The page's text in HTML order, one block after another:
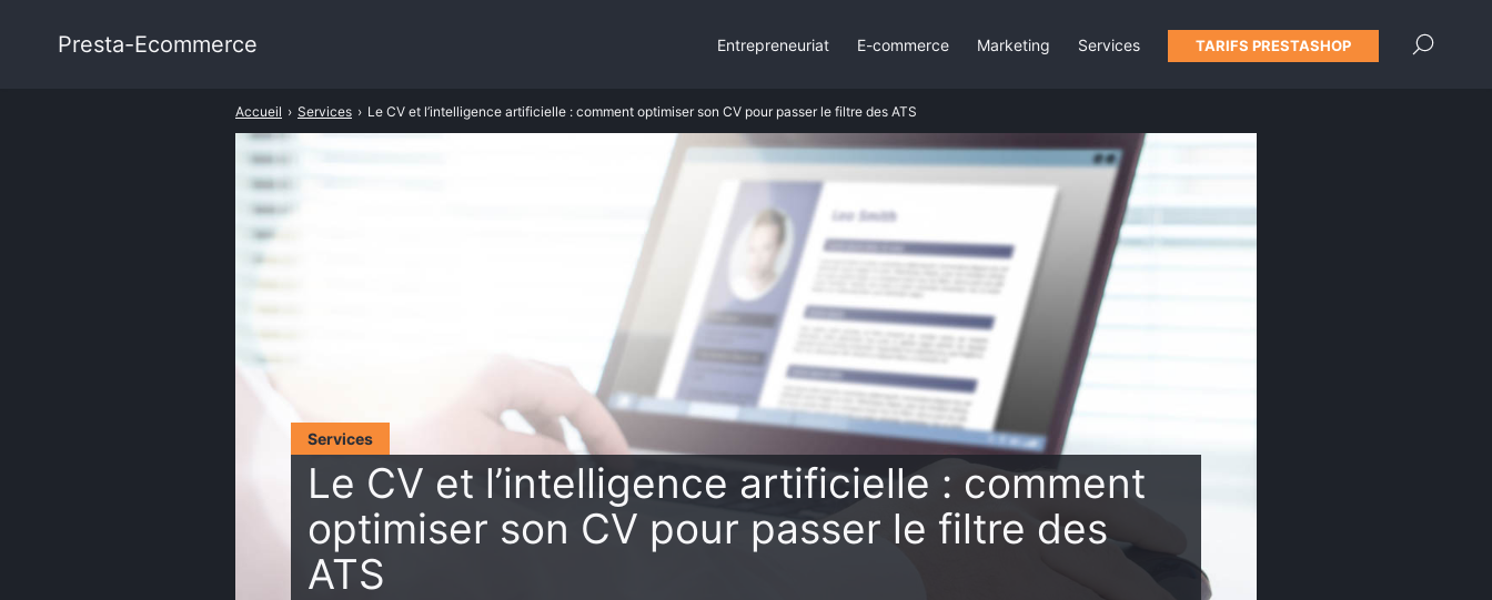
Services
Le CV et l’intelligence artificielle : comment
optimiser son CV pour passer le filtre des
ATS
Accueil › Services › Le CV et l’intelligence artificielle : comment optimiser son CV pour passer le filtre des ATS
Presta-Ecommerce Entrepreneuriat E-commerce Marketing Services TARIFS PRESTASHOP
×
: